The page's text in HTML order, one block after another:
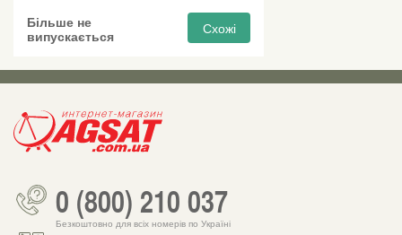
Більше не
випускається
Схожі
0 (800) 210 037
Безкоштовно для всіх номерів по Україні